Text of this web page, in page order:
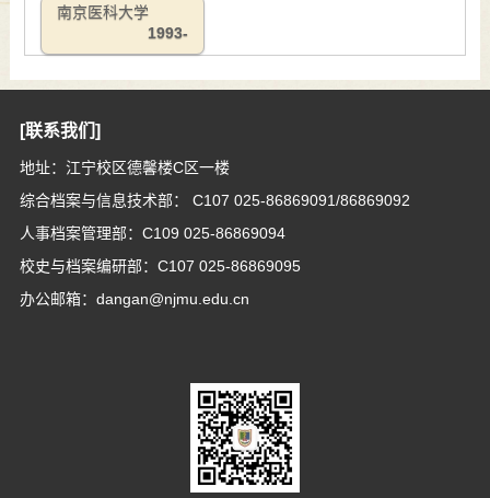
南京医科大学
1993-
[联系我们]
地址：江宁校区德馨楼C区一楼
综合档案与信息技术部： C107 025-86869091/86869092
人事档案管理部：C109 025-86869094
校史与档案编研部：C107 025-86869095
办公邮箱：dangan@njmu.edu.cn